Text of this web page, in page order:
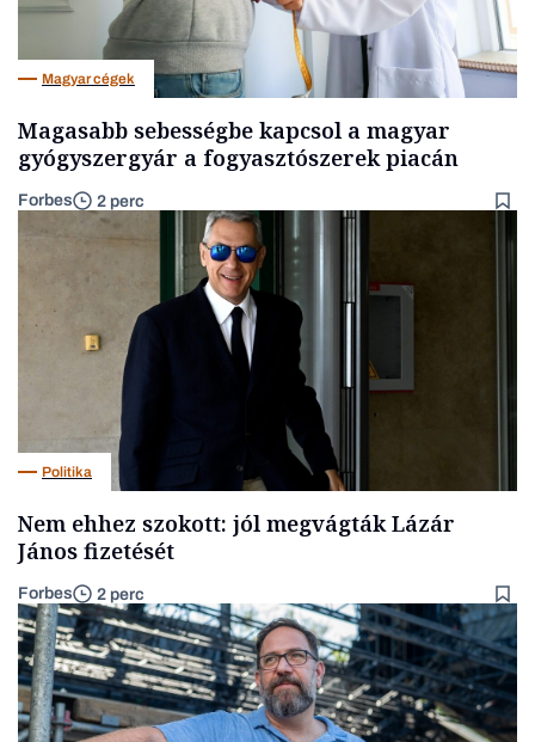
Magyar cégek
Magasabb sebességbe kapcsol a magyar
gyógyszergyár a fogyasztószerek piacán
Forbes 2 perc
Politika
Nem ehhez szokott: jól megvágták Lázár
János fizetését
Forbes 2 perc